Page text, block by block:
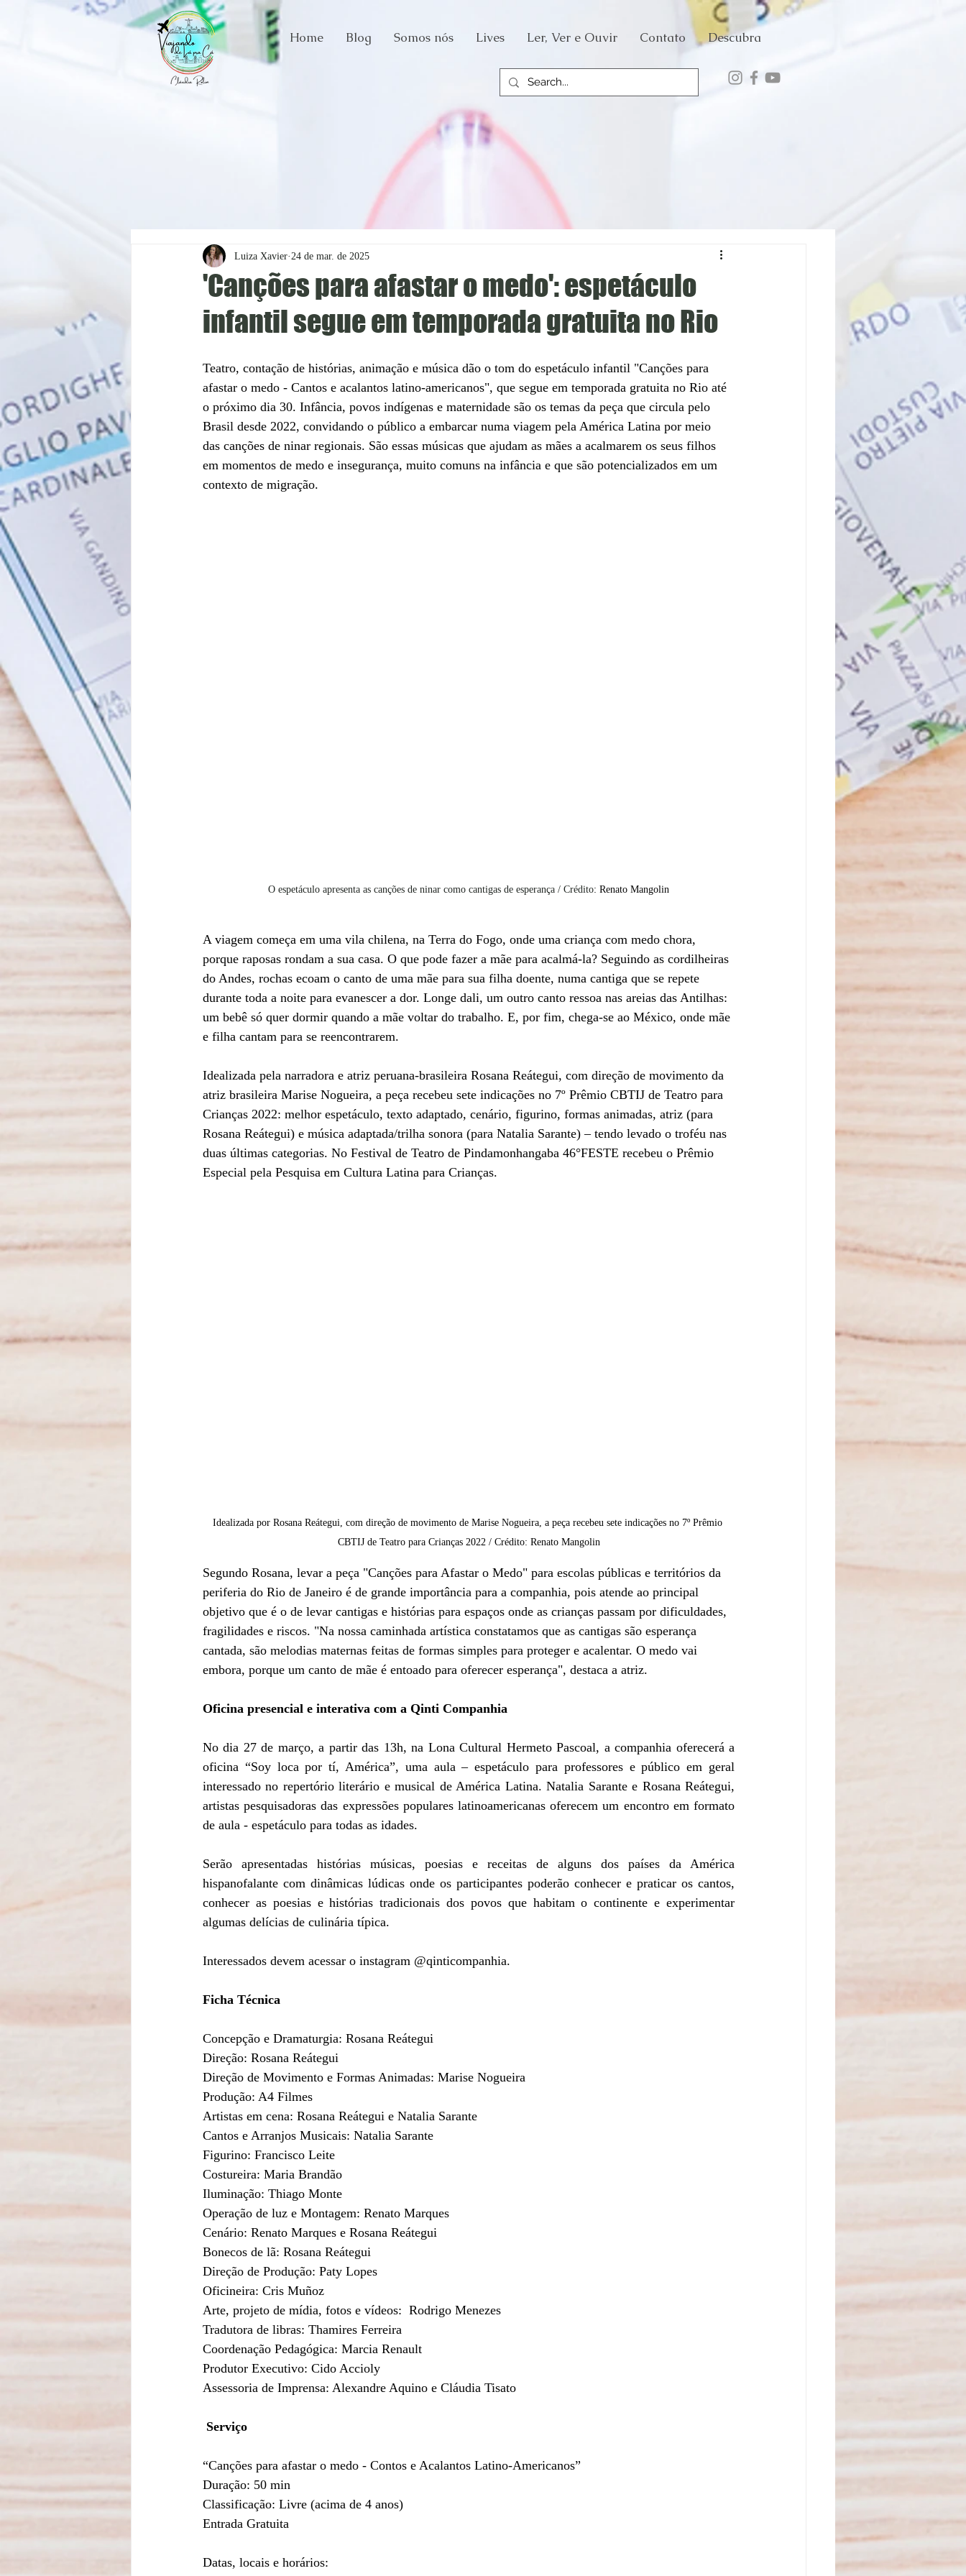
Home Blog Somos nós Lives Ler, Ver e Ouvir Contato Descubra
'Canções para afastar o medo': espetáculo
infantil segue em temporada gratuita no Rio
Luiza Xavier 24 de mar. de 2025
Teatro, contação de histórias, animação e música dão o tom do espetáculo infantil "Canções para
afastar o medo - Cantos e acalantos latino-americanos", que segue em temporada gratuita no Rio até
o próximo dia 30. Infância, povos indígenas e maternidade são os temas da peça que circula pelo
Brasil desde 2022, convidando o público a embarcar numa viagem pela América Latina por meio
das canções de ninar regionais. São essas músicas que ajudam as mães a acalmarem os seus filhos
em momentos de medo e insegurança, muito comuns na infância e que são potencializados em um
contexto de migração.
O espetáculo apresenta as canções de ninar como cantigas de esperança / Crédito: Renato Mangolin
A viagem começa em uma vila chilena, na Terra do Fogo, onde uma criança com medo chora,
porque raposas rondam a sua casa. O que pode fazer a mãe para acalmá-la? Seguindo as cordilheiras
do Andes, rochas ecoam o canto de uma mãe para sua filha doente, numa cantiga que se repete
durante toda a noite para evanescer a dor. Longe dali, um outro canto ressoa nas areias das Antilhas:
um bebê só quer dormir quando a mãe voltar do trabalho. E, por fim, chega-se ao México, onde mãe
e filha cantam para se reencontrarem.
Idealizada pela narradora e atriz peruana-brasileira Rosana Reátegui, com direção de movimento da
atriz brasileira Marise Nogueira, a peça recebeu sete indicações no 7º Prêmio CBTIJ de Teatro para
Crianças 2022: melhor espetáculo, texto adaptado, cenário, figurino, formas animadas, atriz (para
Rosana Reátegui) e música adaptada/trilha sonora (para Natalia Sarante) – tendo levado o troféu nas
duas últimas categorias. No Festival de Teatro de Pindamonhangaba 46°FESTE recebeu o Prêmio
Especial pela Pesquisa em Cultura Latina para Crianças.
Idealizada por Rosana Reátegui, com direção de movimento de Marise Nogueira, a peça recebeu sete indicações no 7º Prêmio
CBTIJ de Teatro para Crianças 2022 / Crédito: Renato Mangolin
Segundo Rosana, levar a peça "Canções para Afastar o Medo" para escolas públicas e territórios da
periferia do Rio de Janeiro é de grande importância para a companhia, pois atende ao principal
objetivo que é o de levar cantigas e histórias para espaços onde as crianças passam por dificuldades,
fragilidades e riscos. "Na nossa caminhada artística constatamos que as cantigas são esperança
cantada, são melodias maternas feitas de formas simples para proteger e acalentar. O medo vai
embora, porque um canto de mãe é entoado para oferecer esperança", destaca a atriz.
Oficina presencial e interativa com a Qinti Companhia
No dia 27 de março, a partir das 13h, na Lona Cultural Hermeto Pascoal, a companhia oferecerá a
oficina “Soy loca por tí, América”, uma aula – espetáculo para professores e público em geral
interessado no repertório literário e musical de América Latina. Natalia Sarante e Rosana Reátegui,
artistas pesquisadoras das expressões populares latinoamericanas oferecem um encontro em formato
de aula - espetáculo para todas as idades.
Serão apresentadas histórias músicas, poesias e receitas de alguns dos países da América
hispanofalante com dinâmicas lúdicas onde os participantes poderão conhecer e praticar os cantos,
conhecer as poesias e histórias tradicionais dos povos que habitam o continente e experimentar
algumas delícias de culinária típica.
Interessados devem acessar o instagram @qinticompanhia.
Ficha Técnica
Concepção e Dramaturgia: Rosana Reátegui
Direção: Rosana Reátegui
Direção de Movimento e Formas Animadas: Marise Nogueira
Produção: A4 Filmes
Artistas em cena: Rosana Reátegui e Natalia Sarante
Cantos e Arranjos Musicais: Natalia Sarante
Figurino: Francisco Leite
Costureira: Maria Brandão
Iluminação: Thiago Monte
Operação de luz e Montagem: Renato Marques
Cenário: Renato Marques e Rosana Reátegui
Bonecos de lã: Rosana Reátegui
Direção de Produção: Paty Lopes
Oficineira: Cris Muñoz
Arte, projeto de mídia, fotos e vídeos:  Rodrigo Menezes
Tradutora de libras: Thamires Ferreira
Coordenação Pedagógica: Marcia Renault
Produtor Executivo: Cido Accioly
Assessoria de Imprensa: Alexandre Aquino e Cláudia Tisato
Serviço
“Canções para afastar o medo - Contos e Acalantos Latino-Americanos”
Duração: 50 min
Classificação: Livre (acima de 4 anos)
Entrada Gratuita
Datas, locais e horários: